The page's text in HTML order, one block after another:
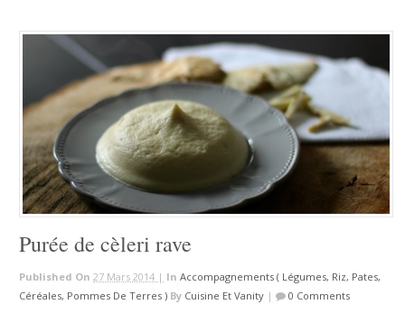
Purée de cèleri rave
Published On27 Mars 2014 | In Accompagnements ( Légumes, Riz, Pates,
Céréales, Pommes De Terres ) By Cuisine Et Vanity | 0 Comments